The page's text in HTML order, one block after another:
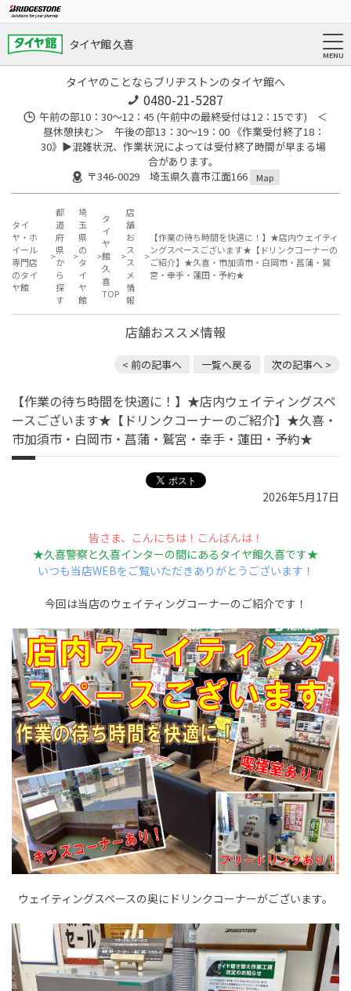
タイヤ館 久喜
タイヤのことならブリヂストンのタイヤ館へ
0480-21-5287
午前の部10：30～12：45 (午前中の最終受付は12：15です) ＜
昼休憩挟む＞ 午後の部13：30～19：00 《作業受付終了18：
30》▶︎混雑状況、作業状況によっては受付終了時間が早まる場
合があります。
〒346-0029 埼玉県久喜市江面166
Map
タイ
ヤ・ホ
イール
専門店
のタイ
ヤ館
都
道
府
県
か
ら
探
す
埼
玉
県
の
タ
イ
ヤ
館
タ
イ
ヤ
館
久
喜
TOP
店
舗
お
ス
ス
メ
情
報
【作業の待ち時間を快適に！】★店内ウェイティ
ングスペースございます★【ドリンクコーナーの
ご紹介】★久喜・市加須市・白岡市・菖蒲・鷲
宮・幸手・蓮田・予約★
店舗おススメ情報
< 前の記事へ 一覧へ戻る 次の記事へ >
【作業の待ち時間を快適に！】★店内ウェイティングスペ
ースございます★【ドリンクコーナーのご紹介】★久喜・
市加須市・白岡市・菖蒲・鷲宮・幸手・蓮田・予約★
2026年5月17日
皆さま、こんにちは！こんばんは！
★久喜警察と久喜インターの間にあるタイヤ館久喜です★
いつも当店WEBをご覧いただきありがとうございます！
今回は当店のウェイティングコーナーのご紹介です！
ウェイティングスペースの奥にドリンクコーナーがございます。